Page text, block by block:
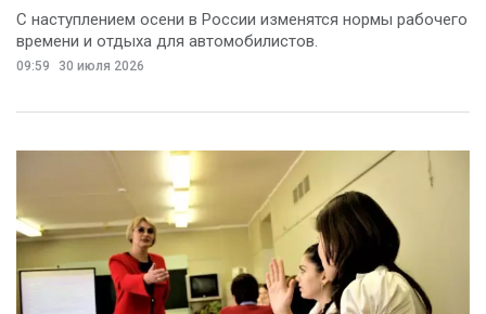
Вячеслав Чеглов(4)
Сергей Драндров
Вадим Большаков
(3)
Никита Бобриков
С наступлением осени в России изменятся нормы рабочего
времени и отдыха для автомобилистов.
09:59 30 июля 2026